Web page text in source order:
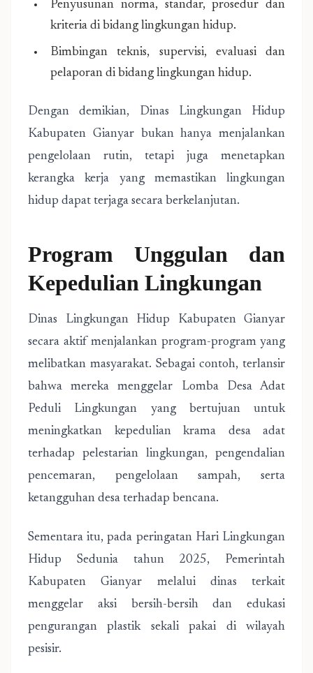
Penyusunan norma, standar, prosedur dan
kriteria di bidang lingkungan hidup.
Bimbingan teknis, supervisi, evaluasi dan
pelaporan di bidang lingkungan hidup.
Dengan demikian, Dinas Lingkungan Hidup
Kabupaten Gianyar bukan hanya menjalankan
pengelolaan rutin, tetapi juga menetapkan
kerangka kerja yang memastikan lingkungan
hidup dapat terjaga secara berkelanjutan.
Program Unggulan dan
Kepedulian Lingkungan
Dinas Lingkungan Hidup Kabupaten Gianyar
secara aktif menjalankan program-program yang
melibatkan masyarakat. Sebagai contoh, terlansir
bahwa mereka menggelar Lomba Desa Adat
Peduli Lingkungan yang bertujuan untuk
meningkatkan kepedulian krama desa adat
terhadap pelestarian lingkungan, pengendalian
pencemaran, pengelolaan sampah, serta
ketangguhan desa terhadap bencana.
Sementara itu, pada peringatan Hari Lingkungan
Hidup Sedunia tahun 2025, Pemerintah
Kabupaten Gianyar melalui dinas terkait
menggelar aksi bersih-bersih dan edukasi
pengurangan plastik sekali pakai di wilayah
pesisir.